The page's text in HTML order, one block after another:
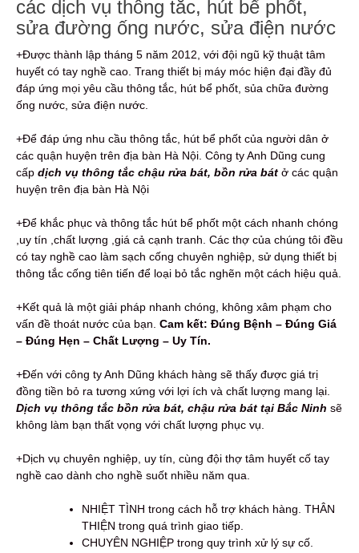
các dịch vụ thông tắc, hút bể phốt,
sửa đường ống nước, sửa điện nước
+Được thành lập tháng 5 năm 2012, với đội ngũ kỹ thuật tâm
huyết có tay nghề cao. Trang thiết bị máy móc hiện đại đầy đủ
đáp ứng mọi yêu cầu thông tắc, hút bể phốt, sủa chữa đường
ống nước, sửa điện nước.
+Để đáp ứng nhu cầu thông tắc, hút bể phốt của người dân ở
các quận huyện trên địa bàn Hà Nội. Công ty Anh Dũng cung
cấp dịch vụ thông tắc chậu rửa bát, bồn rửa bát ở các quận
huyện trên địa bàn Hà Nội
+Để khắc phục và thông tắc hút bể phốt một cách nhanh chóng
,uy tín ,chất lượng ,giá cả cạnh tranh. Các thợ của chúng tôi đều
có tay nghề cao làm sạch cống chuyên nghiệp, sử dụng thiết bị
thông tắc cống tiên tiến để loại bỏ tắc nghẽn một cách hiệu quả.
+Kết quả là một giải pháp nhanh chóng, không xâm phạm cho
vấn đề thoát nước của bạn. Cam kết: Đúng Bệnh – Đúng Giá
– Đúng Hẹn – Chất Lượng – Uy Tín.
+Đến với công ty Anh Dũng khách hàng sẽ thấy được giá trị
đồng tiền bỏ ra tương xứng với lợi ích và chất lượng mang lại.
Dịch vụ thông tắc bồn rửa bát, chậu rửa bát tại Bắc Ninh sẽ
không làm bạn thất vọng với chất lượng phục vụ.
+Dịch vụ chuyên nghiệp, uy tín, cùng đội thợ tâm huyết cố tay
nghề cao dành cho nghề suốt nhiều năm qua.
NHIỆT TÌNH trong cách hỗ trợ khách hàng. THÂN
THIỆN trong quá trình giao tiếp.
CHUYÊN NGHIỆP trong quy trình xử lý sự cố.